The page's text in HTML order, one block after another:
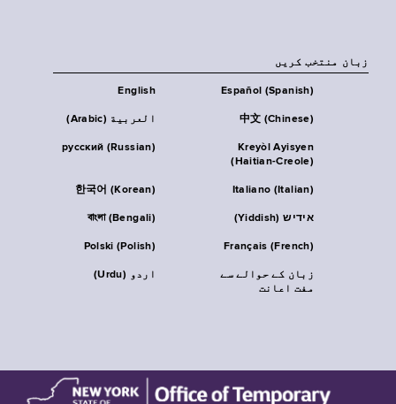
زبان منتخب کریں
English Español (Spanish)
العربية (Arabic) 中文 (Chinese)
русский (Russian)
Kreyòl Ayisyen
(Haitian-Creole)
한국어 (Korean) Italiano (Italian)
বাংলা (Bengali) אידיש (Yiddish)
Polski (Polish) Français (French)
اردو (Urdu)
زبان کے حوالے سے
مفت اعانت